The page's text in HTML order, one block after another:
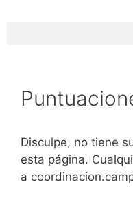
Disculpe, no tiene
esta página.
a